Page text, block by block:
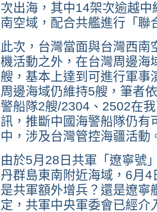
次出海，其中14架次逾越中
南空域，配合共艦進行「聯
此次，台灣當面與台灣西南
機活動之外，在台灣周邊海
艘，基本上達到可進行軍事
周邊海域仍維持5艘，筆者
警船隊2艘/2304 、 2502在
訊，推斷中國海警船隊仍有
中，涉及台灣管控海疆活動
由於5月 28 日共軍「遼寧號
丹群島東南附近海域， 6月 4
是共軍額外增兵？還是遼寧
定，共軍中央軍委會已經介